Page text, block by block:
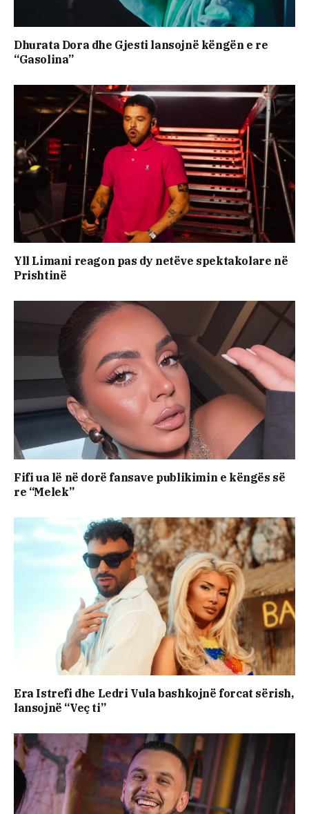
Dhurata Dora dhe Gjesti lansojnë këngën e re
“Gasolina”
Yll Limani reagon pas dy netëve spektakolare në
Prishtinë
Fifi ua lë në dorë fansave publikimin e këngës së
re “Melek”
Era Istrefi dhe Ledri Vula bashkojnë forcat sërish,
lansojnë “Veç ti”